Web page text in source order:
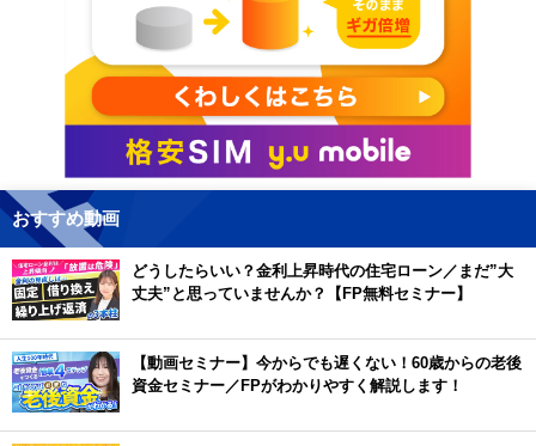
おすすめ動画
どうしたらいい？金利上昇時代の住宅ローン／まだ”大
丈夫”と思っていませんか？【FP無料セミナー】
【動画セミナー】今からでも遅くない！60歳からの老後
資金セミナー／FPがわかりやすく解説します！